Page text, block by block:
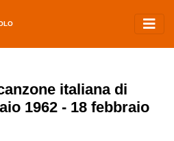
italiana di
1962 - 18 febbraio